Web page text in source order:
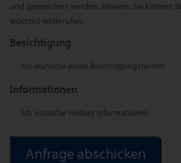
und gespeichert werden. Hinweis: Sie können
jederzeit widerrufen.
Besichtigung
Ich wünsche einen Besichtigungstermin
Informationen
Ich wünsche weitere Informationen